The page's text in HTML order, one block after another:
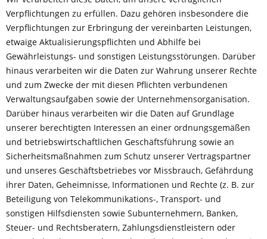
Verpflichtungen zu erfüllen. Dazu gehören insbesondere die
Verpflichtungen zur Erbringung der vereinbarten Leistungen,
etwaige Aktualisierungspflichten und Abhilfe bei
Gewährleistungs- und sonstigen Leistungsstörungen. Darüber
hinaus verarbeiten wir die Daten zur Wahrung unserer Rechte
und zum Zwecke der mit diesen Pflichten verbundenen
Verwaltungsaufgaben sowie der Unternehmensorganisation.
Darüber hinaus verarbeiten wir die Daten auf Grundlage
unserer berechtigten Interessen an einer ordnungsgemäßen
und betriebswirtschaftlichen Geschäftsführung sowie an
Sicherheitsmaßnahmen zum Schutz unserer Vertragspartner
und unseres Geschäftsbetriebes vor Missbrauch, Gefährdung
ihrer Daten, Geheimnisse, Informationen und Rechte (z. B. zur
Beteiligung von Telekommunikations-, Transport- und
sonstigen Hilfsdiensten sowie Subunternehmern, Banken,
Steuer- und Rechtsberatern, Zahlungsdienstleistern oder